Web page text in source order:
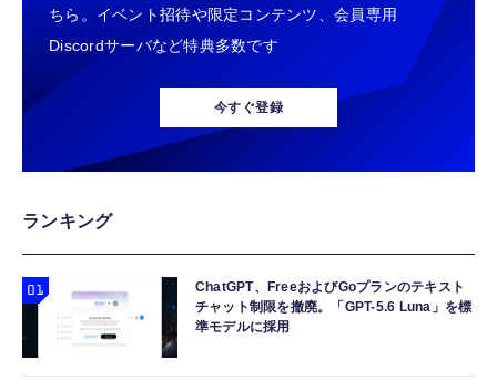
ちら。イベント招待や限定コンテンツ、会員専用
Discordサーバなど特典多数です
今すぐ登録
ランキング
ChatGPT、FreeおよびGoプランのテキスト
チャット制限を撤廃。「GPT-5.6 Luna」を標
準モデルに採用